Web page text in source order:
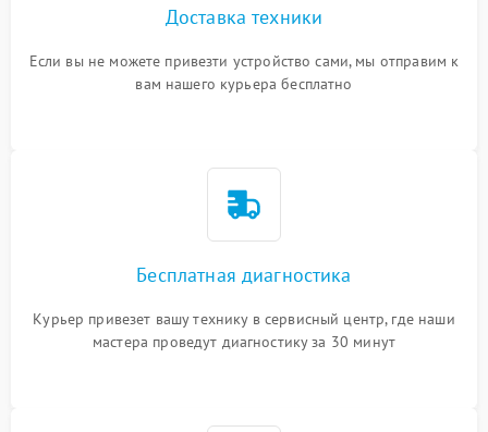
Доставка техники
Если вы не можете привезти устройство сами, мы отправим к
вам нашего курьера бесплатно
Бесплатная диагностика
Курьер привезет вашу технику в сервисный центр, где наши
мастера проведут диагностику за 30 минут